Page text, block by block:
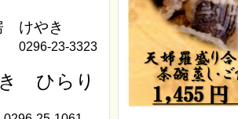
けやき
0296‐23-3323
ひらり